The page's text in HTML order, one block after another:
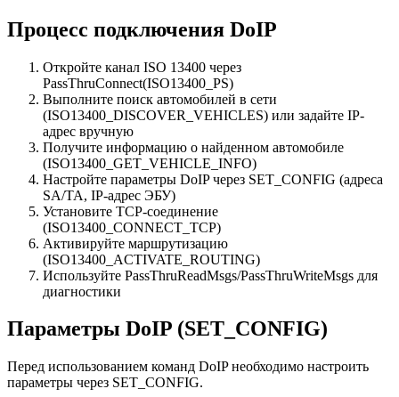
Процесс подключения DoIP
Откройте канал ISO 13400 через
PassThruConnect(ISO13400_PS)
Выполните поиск автомобилей в сети
(ISO13400_DISCOVER_VEHICLES) или задайте IP-
адрес вручную
Получите информацию о найденном автомобиле
(ISO13400_GET_VEHICLE_INFO)
Настройте параметры DoIP через SET_CONFIG (адреса
SA/TA, IP-адрес ЭБУ)
Установите TCP-соединение
(ISO13400_CONNECT_TCP)
Активируйте маршрутизацию
(ISO13400_ACTIVATE_ROUTING)
Используйте PassThruReadMsgs/PassThruWriteMsgs для
диагностики
Параметры DoIP (SET_CONFIG)
Перед использованием команд DoIP необходимо настроить
параметры через SET_CONFIG.